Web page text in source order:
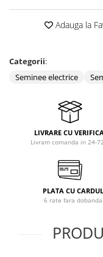
Motoare termice
Articole sanitare
Coloane dus
Baterii de bucatarie
Baterii de baie
Echipamente de lucru
Betoniere si vibratoare
Accesorii beton
Adauga la
Categorii:
Seminee electrice
LIVRARE CU
Livram comanda in 24-
PLATA CU CARDUL
6 rate fara dobanda